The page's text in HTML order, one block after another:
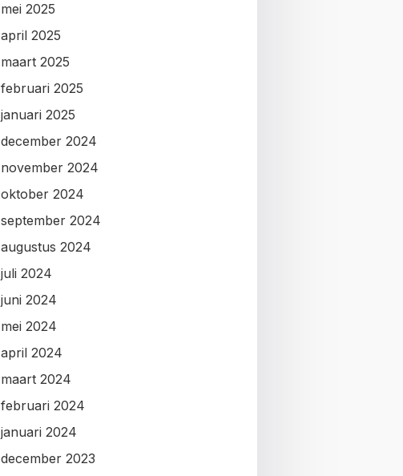
mei 2025
april 2025
maart 2025
februari 2025
januari 2025
december 2024
november 2024
oktober 2024
september 2024
augustus 2024
juli 2024
juni 2024
mei 2024
april 2024
maart 2024
februari 2024
januari 2024
december 2023